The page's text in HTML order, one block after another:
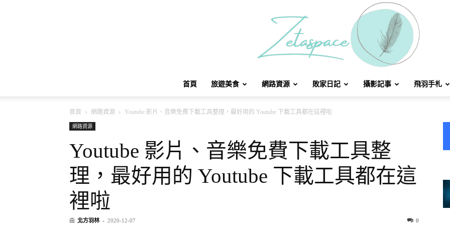
方
首頁 旅遊美食 網路資源 敗家日記 攝影記事 飛羽手札
首頁 網路資源
Youtube 影片、音樂免費下載工具整理，最好用的 Youtube 下載工具都在這裡啦
網路資源
Youtube 影片、音樂免費下載工具整
理，最好用的 Youtube 下載工具都在這
裡啦
由 北方羽林 - 2020-12-07 0